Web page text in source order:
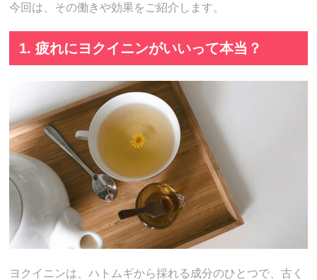
今回は、その働きや効果をご紹介します。
1. 疲れにヨクイニンがいいって本当？
ヨクイニンは、ハトムギから採れる成分のひとつで、古く